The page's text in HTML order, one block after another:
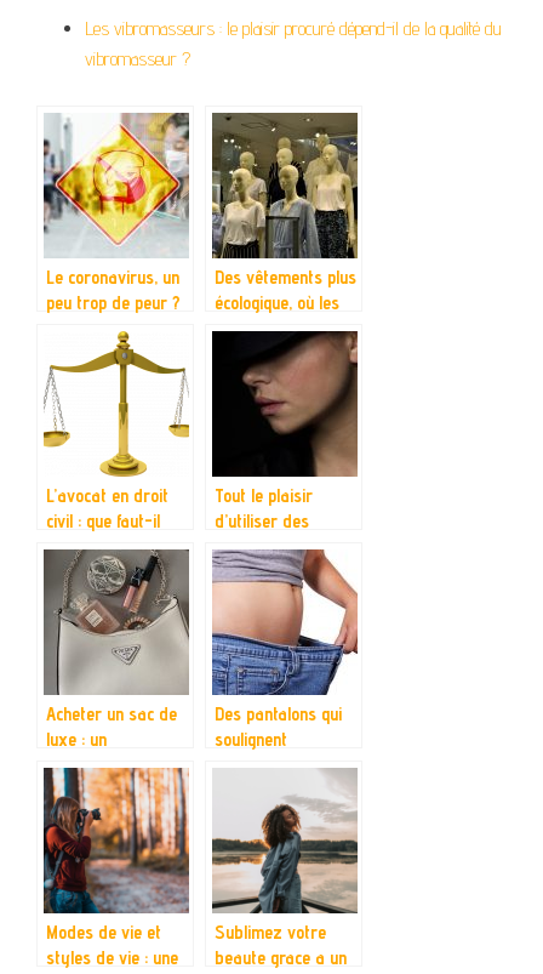
Les vibromasseurs : le plaisir procuré dépend-il de la qualité du
vibromasseur ?
Le coronavirus, un
peu trop de peur ?
Des vêtements plus
écologique, où les
trouver ?
L’avocat en droit
civil : que faut-il
savoir ?
Tout le plaisir
d’utiliser des
accessoires dans
nos fantasmes
Acheter un sac de
luxe : un
investissement ?
Des pantalons qui
soulignent
efficacement les
courbes d’une
femme
Modes de vie et
styles de vie : une
Sublimez votre
beaute grace a un